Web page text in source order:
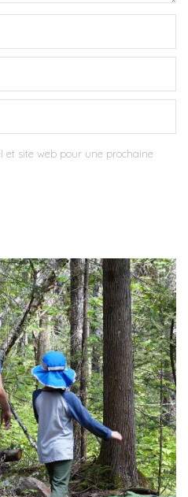
et site web pour une prochaine